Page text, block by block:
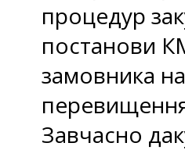
процедур
постанови
замовника
Завчасно